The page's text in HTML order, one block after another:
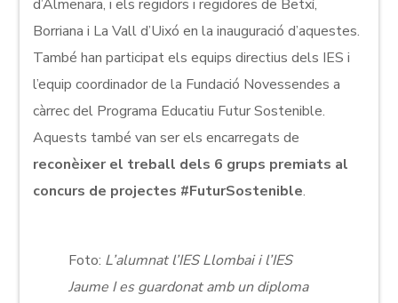
d’Almenara, i els regidors i regidores de Betxí,
Borriana i La Vall d’Uixó en la inauguració d’aquestes.
També han participat els equips directius dels IES i
l’equip coordinador de la Fundació Novessendes a
càrrec del Programa Educatiu Futur Sostenible.
Aquests també van ser els encarregats de
reconèixer el treball dels 6 grups premiats al
concurs de projectes #FuturSostenible.
Foto: L’alumnat l’IES Llombai i l’IES
Jaume I es guardonat amb un diploma